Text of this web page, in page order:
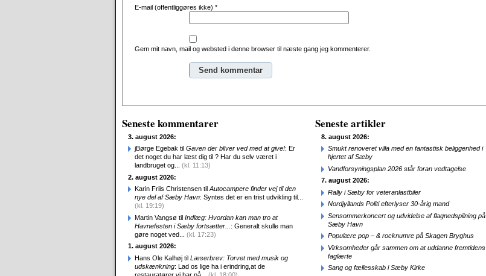
E-mail (offentliggøres ikke) *
Gem mit navn, mail og websted i denne browser til næste gang jeg kommenterer.
Seneste kommentarer
3. august 2026:
jBørge Egebak til Gaven der bliver ved med at give!: Er
det noget du har læst dig til ? Har du selv været i
landbruget og... (kl. 11:13)
2. august 2026:
Karin Friis Christensen til Autocampere finder vej til den
nye del af Sæby Havn: Syntes det er en trist udvikling til...
(kl. 19:19)
Martin Vangsø til Indlæg: Hvordan kan man tro at
Havnefesten i Sæby fortsætter... : Generalt skulle man
gøre noget ved... (kl. 17:23)
1. august 2026:
Hans Ole Kalhøj til Læserbrev: Torvet med musik og
udskænkning: Lad os lige ha i erindring,at de
restauratører vi har på... (kl. 18:00)
Seneste artikler
8. august 2026:
Smukt renoveret villa med en fantastisk beliggenhed i
hjertet af Sæby
Vandforsyningsplan 2026 står foran vedtagelse
7. august 2026:
Rally i Sæby for veteranlastbiler
Nordjyllands Politi efterlyser 30-årig mand
Sensommerkoncert og udvidelse af flagnedspilning på
Sæby Havn
Populære pop – & rocknumre på Skagen Bryghus
Virksomheder går sammen om at uddanne fremtidens
faglærte
Sang og fællesskab i Sæby Kirke